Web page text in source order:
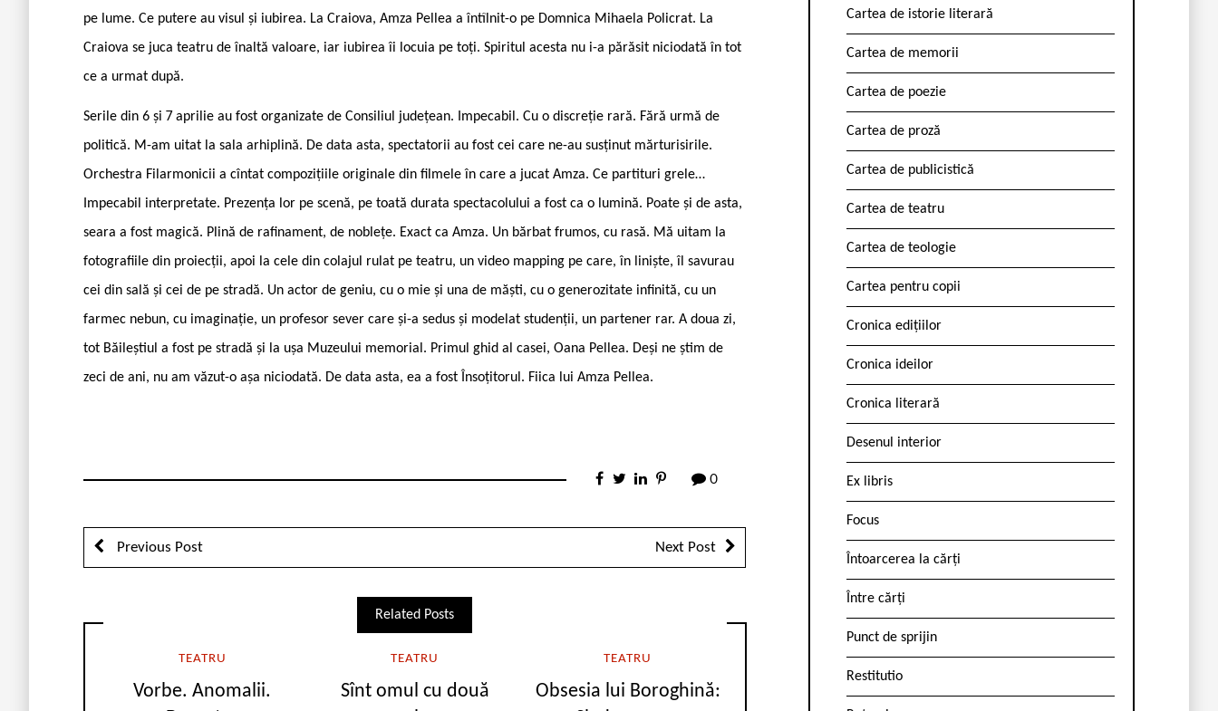
pe lume. Ce putere au visul și iubirea. La Craiova, Amza Pellea a întîlnit-o pe Domnica Mihaela Policrat. La
Craiova se juca teatru de înaltă valoare, iar iubirea îi locuia pe toți. Spiritul acesta nu i-a părăsit niciodată în tot
ce a urmat după.
Serile din 6 și 7 aprilie au fost organizate de Consiliul județean. Impecabil. Cu o discreție rară. Fără urmă de
politică. M-am uitat la sala arhiplină. De data asta, spectatorii au fost cei care ne-au susținut mărturisirile.
Orchestra Filarmonicii a cîntat compozițiile originale din filmele în care a jucat Amza. Ce partituri grele…
Impecabil interpretate. Prezența lor pe scenă, pe toată durata spectacolului a fost ca o lumină. Poate și de asta,
seara a fost magică. Plină de rafinament, de noblețe. Exact ca Amza. Un bărbat frumos, cu rasă. Mă uitam la
fotografiile din proiecții, apoi la cele din colajul rulat pe teatru, un video mapping pe care, în liniște, îl savurau
cei din sală și cei de pe stradă. Un actor de geniu, cu o mie și una de măști, cu o generozitate infinită, cu un
farmec nebun, cu imaginație, un profesor sever care și-a sedus și modelat studenții, un partener rar. A doua zi,
tot Băileștiul a fost pe stradă și la ușa Muzeului memorial. Primul ghid al casei, Oana Pellea. Deși ne știm de
zeci de ani, nu am văzut-o așa niciodată. De data asta, ea a fost Însoțitorul. Fiica lui Amza Pellea.
0
Previous Post Next Post
Related Posts
TEATRU
Vorbe. Anomalii.
TEATRU
Sînt omul cu două
TEATRU
Obsesia lui Boroghină:
Cartea de istorie literară
Cartea de memorii
Cartea de poezie
Cartea de proză
Cartea de publicistică
Cartea de teatru
Cartea de teologie
Cartea pentru copii
Cronica edițiilor
Cronica ideilor
Cronica literară
Desenul interior
Ex libris
Focus
Întoarcerea la cărți
Între cărți
Punct de sprijin
Restitutio